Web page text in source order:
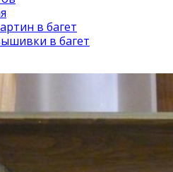
в багет
в багет